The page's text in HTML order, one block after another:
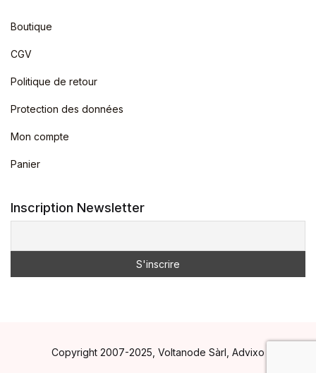
Boutique
CGV
Politique de retour
Protection des données
Mon compte
Panier
Inscription Newsletter
Copyright 2007-2025, Voltanode Sàrl, Advixo